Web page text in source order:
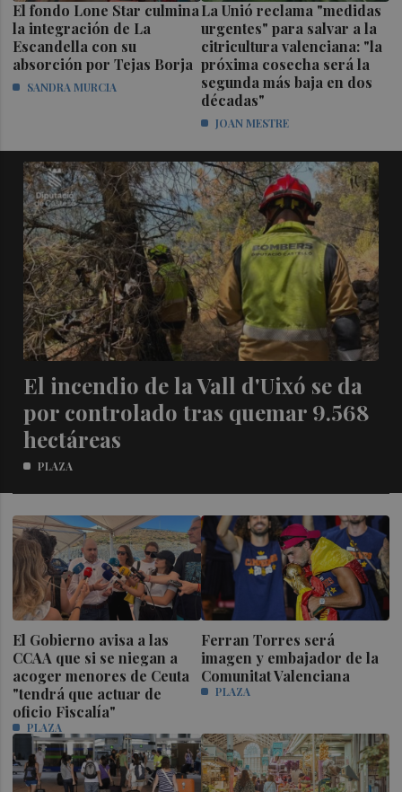
El fondo Lone Star culmina
la integración de La
Escandella con su
absorción por Tejas Borja
SANDRA MURCIA
La Unió reclama "medidas
urgentes" para salvar a la
citricultura valenciana: "la
próxima cosecha será la
segunda más baja en dos
décadas"
JOAN MESTRE
El incendio de la Vall d'Uixó se da
por controlado tras quemar 9.568
hectáreas
PLAZA
El Gobierno avisa a las
CCAA que si se niegan a
acoger menores de Ceuta
"tendrá que actuar de
oficio Fiscalía"
PLAZA
Ferran Torres será
imagen y embajador de la
Comunitat Valenciana
PLAZA